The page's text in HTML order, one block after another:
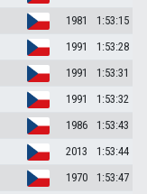
1981
1:53:15
1991
1:53:28
1991
1:53:31
1991
1:53:32
1986
1:53:43
2013
1:53:44
1970 1:53:47